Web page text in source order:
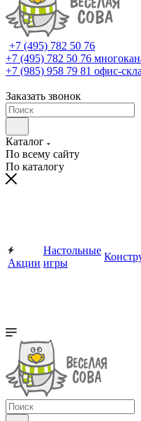
+7 (495) 782 50 76
+7 (495) 782 50 76
+7 (985) 958 79 81 офис-
Заказать звонок
Каталог
По всему сайту
По каталогу
Акции
Настольные
игры